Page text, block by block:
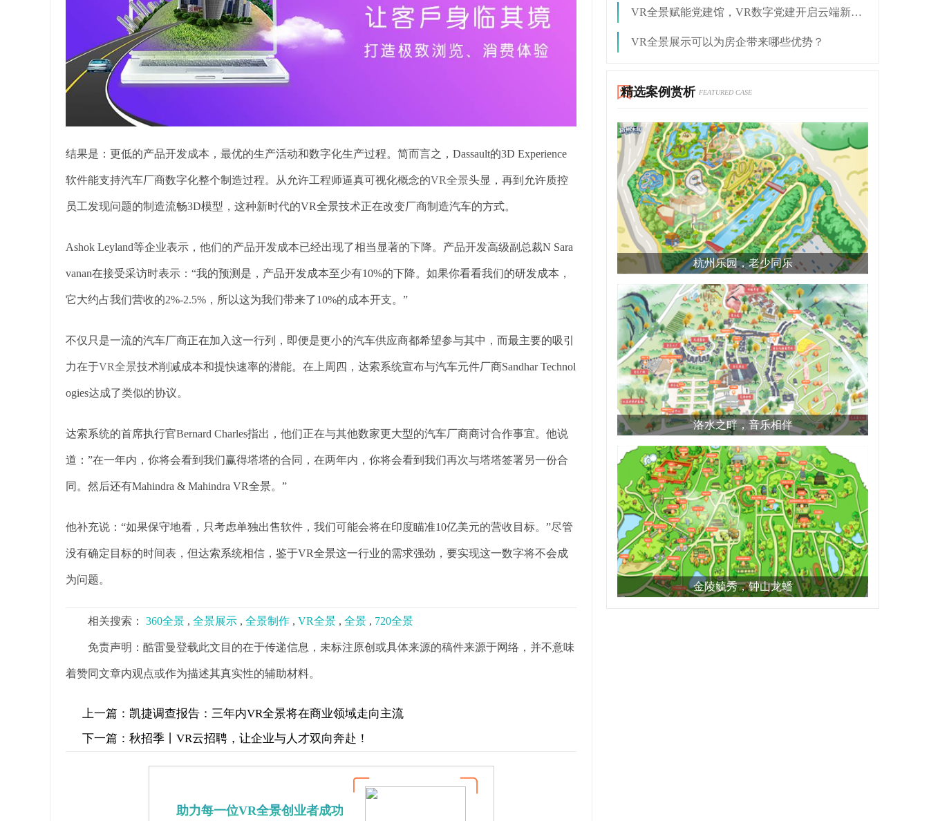
结果是：更低的产品开发成本，最优的生产活动和数字化生产过程。简而言之，Dassault的3D Experience
软件能支持汽车厂商数字化整个制造过程。从允许工程师逼真可视化概念的VR全景头显，再到允许质控
员工发现问题的制造流畅3D模型，这种新时代的VR全景技术正在改变厂商制造汽车的方式。
Ashok Leyland等企业表示，他们的产品开发成本已经出现了相当显著的下降。产品开发高级副总裁N Sara
vanan在接受采访时表示：“我的预测是，产品开发成本至少有10%的下降。如果你看看我们的研发成本，
它大约占我们营收的2%-2.5%，所以这为我们带来了10%的成本开支。”
不仅只是一流的汽车厂商正在加入这一行列，即便是更小的汽车供应商都希望参与其中，而最主要的吸引
力在于VR全景技术削减成本和提快速率的潜能。在上周四，达索系统宣布与汽车元件厂商Sandhar Technol
ogies达成了类似的协议。
达索系统的首席执行官Bernard Charles指出，他们正在与其他数家更大型的汽车厂商商讨合作事宜。他说
道：”在一年内，你将会看到我们赢得塔塔的合同，在两年内，你将会看到我们再次与塔塔签署另一份合
同。然后还有Mahindra & Mahindra VR全景。”
他补充说：“如果保守地看，只考虑单独出售软件，我们可能会将在印度瞄准10亿美元的营收目标。”尽管
没有确定目标的时间表，但达索系统相信，鉴于VR全景这一行业的需求强劲，要实现这一数字将不会成
为问题。
相关搜索： 360全景 , 全景展示 , 全景制作 , VR全景 , 全景 , 720全景
免责声明：酷雷曼登载此文目的在于传递信息，未标注原创或具体来源的稿件来源于网络，并不意味
着赞同文章内观点或作为描述其真实性的辅助材料。
上一篇： 凯捷调查报告：三年内VR全景将在商业领域走向主流
下一篇： 秋招季丨VR云招聘，让企业与人才双向奔赴！
助力每一位VR全景创业者成功
VR全景赋能党建馆，VR数字党建开启云端新视界
VR全景展示可以为房企带来哪些优势？
精选案例赏析 FEATURED CASE
杭州乐园，老少同乐
洛水之畔，音乐相伴
金陵毓秀，钟山龙蟠